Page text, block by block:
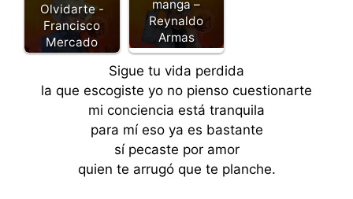
Olvidarte -
Francisco
Mercado
manga –
Reynaldo
Armas
Sigue tu vida perdida
la que escogiste yo no pienso cuestionarte
mi conciencia está tranquila
para mí eso ya es bastante
sí pecaste por amor
quien te arrugó que te planche.